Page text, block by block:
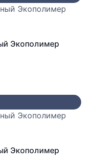
Экополимер
Экополимер